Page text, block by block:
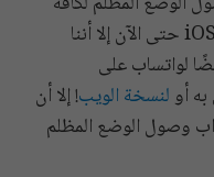
المستخدمين لواتساب على أندرويد و iOS حتى الآن إلا أننا
لواتساب على
أو لنسخة الويب! إلا أن
وصول الوضع المظلم